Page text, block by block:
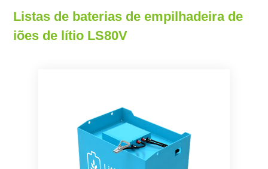
Listas de baterias de empilhadeira de
iões de lítio LS80V